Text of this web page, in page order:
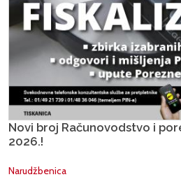
Novi broj Računovodstvo i
2026.!
Narudžbenica